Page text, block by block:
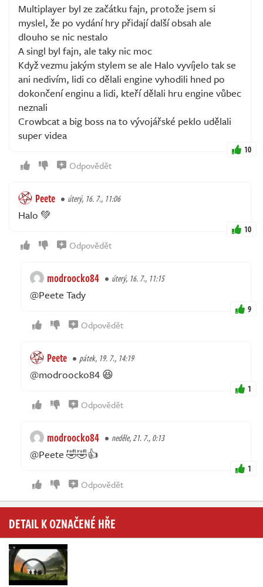
Multiplayer byl ze začátku fajn, protože jsem si
myslel, že po vydání hry přidají další obsah ale
dlouho se nic nestalo
A singl byl fajn, ale taky nic moc
Když vezmu jakým stylem se ale Halo vyvíjelo tak se
ani nedivím, lidi co dělali engine vyhodili hned po
dokončení enginu a lidi, kteří dělali hru engine vůbec
neznali
Crowbcat a big boss na to vývojářské peklo udělali
super videa
10
Odpovědět
Peete úterý, 16. 7., 11:06
Halo 💚
10
Odpovědět
modroocko84 úterý, 16. 7., 11:15
@Peete Tady
9
Odpovědět
Peete pátek, 19. 7., 14:19
@modroocko84 😆
1
Odpovědět
modroocko84 neděle, 21. 7., 0:13
@Peete 🤣🤣👍
1
Odpovědět
DETAIL K OZNAČENÉ HŘE